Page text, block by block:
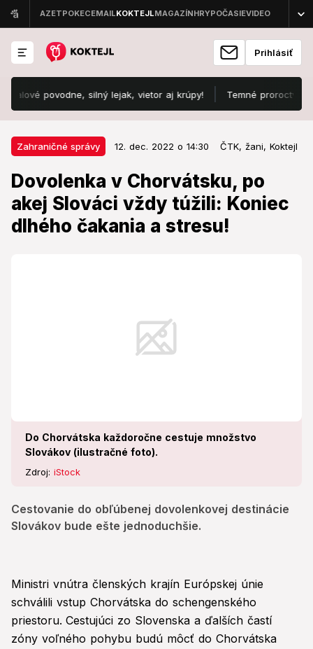
Prihlásiť
povodne, silný lejak, vietor aj krúpy! Temné proroctvo
Zahraničné správy 12. dec. 2022 o 14:30 ČTK, žani, Koktejl
Dovolenka v Chorvátsku, po
akej Slováci vždy túžili: Koniec
dlhého čakania a stresu!
Do Chorvátska každoročne cestuje množstvo
Slovákov (ilustračné foto).
Zdroj: iStock
Cestovanie do obľúbenej dovolenkovej destinácie
Slovákov bude ešte jednoduchšie.
Zahraničné správy 12. dec. 2022 o 14:30
Dovolenka v Chorvátsku, po akej
Slováci vždy túžili: Koniec dlhého
čakania a stresu!
Ministri vnútra členských krajín Európskej únie
schválili vstup Chorvátska do schengenského
priestoru. Cestujúci zo Slovenska a ďalších častí
zóny voľného pohybu budú môcť do Chorvátska